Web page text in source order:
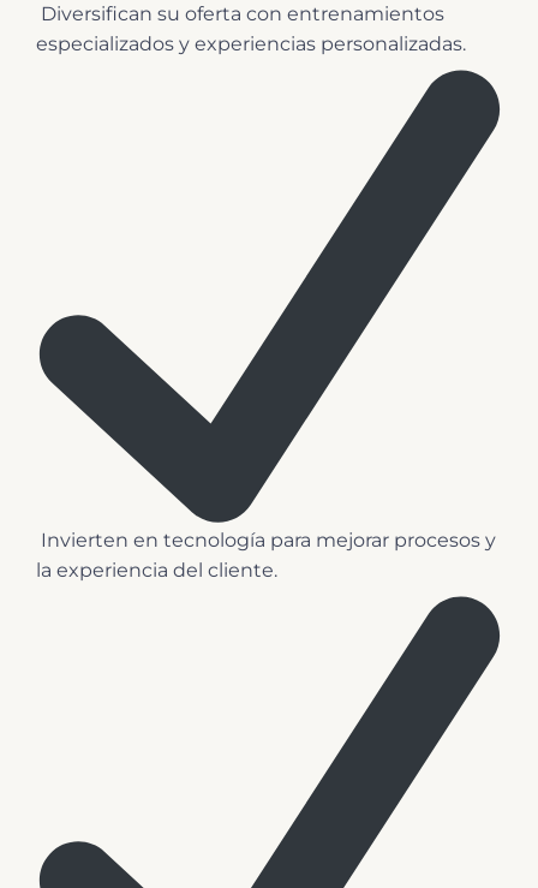
️ Diversifican su oferta con entrenamientos
especializados y experiencias personalizadas.
️ Invierten en tecnología para mejorar procesos y
la experiencia del cliente.